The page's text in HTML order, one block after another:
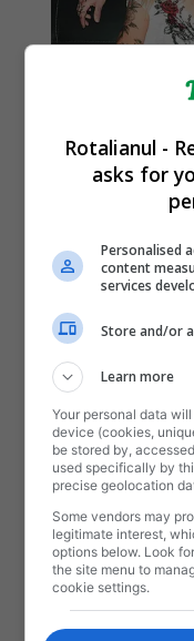
Rotalianul -
asks for
Personalised
content
services
Store and/or
Learn more
Your personal data
device (cookies,
be stored by,
used specifically by
precise geolocation
Some vendors may
legitimate interest,
options below. Look
the site menu to
cookie settings.